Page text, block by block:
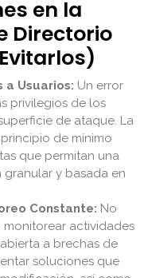
en la
Directorio
a Usuarios: Un error
privilegios de los
de ataque. La
de mínimo
que permitan una
y basada en
Constante: No
monitorear actividades
a brechas de
soluciones que